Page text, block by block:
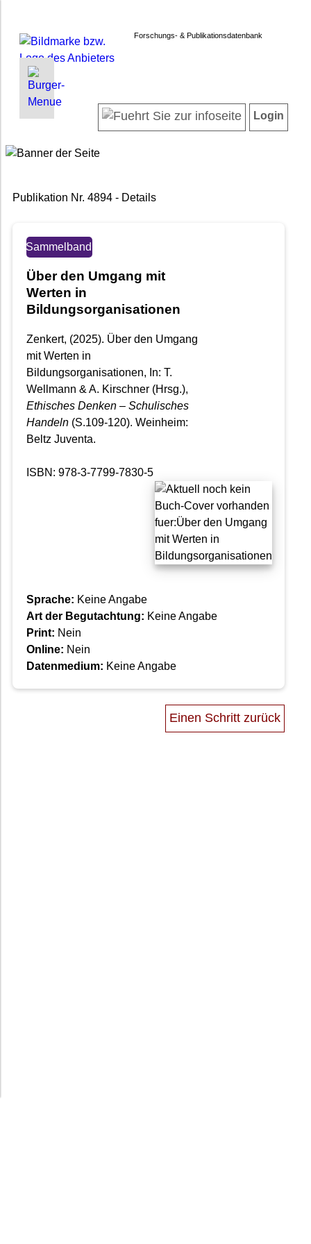
Forschungs- & Publikationsdatenbank
INFORMATIONEN | SUCHEN
Forschendenverzeichnis
Suche in Publikationen
Newsletter
Barrierefreiheit
LOGIN
Login
Publikation Nr. 4894 - Details
Sammelband
Über den Umgang mit
Werten in
Bildungsorganisationen
Zenkert, (2025). Über den Umgang
mit Werten in
Bildungsorganisationen, In: T.
Wellmann & A. Kirschner (Hrsg.),
Ethisches Denken – Schulisches
Handeln (S.109-120). Weinheim:
Beltz Juventa.
ISBN: 978-3-7799-7830-5
Sprache: Keine Angabe
Art der Begutachtung: Keine Angabe
Print: Nein
Online: Nein
Datenmedium: Keine Angabe